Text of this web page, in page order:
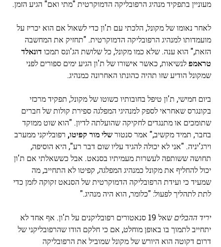
מעוניין בתפקיד מנהיג הרפובליקה הדמוקרטית "מתי ואם" הגיע הזמן.
לאחר נאומו של מקונל, הלכתי עם ת'ון כדי לשאול אם הוא יכריז על
מועמדותו למנהיג הרפובליקה הדמוקרטית. "תחזיק את המחשבה
הזאת," הוא ענה. שלא כמו מקונל, כל שלושת הג'ונס תמכו דונאלד
טראמפלנשיאות, כאשר אישורו של ת'ון הגיע ימים ספורים לפני
שמקונל הודיע ​​שזו תהיה כהונתו האחרונה כמנהיג.
ביום חמישי, ת'ון טיפל בחובותיו כשוטו של מקונל, תפקיד מרכזי
בקונגרס שאחראי לספק למנהיגי המפלגה ספירת קולות של חברים
שתומכים או מתנגדים לחקיקה שהועלתה לדיון. "הוא שוט ממוקד
בחבר, תמיד מקשיב," אמר סנטורשלי מור קפיטו, רפובליקני ממערב
וירג'יניה. "אני לא יכולה להגיד עליו שום דבר רע", היא הוסיפה,
תחושה ששותפה לעשרות מעמיתיו בסנאט. אבל כששאלתי אם ת'ון
יכול להחליף את מקונל כמנהיג המפלגה, קפיטו לא התחייב, מה
שמעיד כי ועידת הרפובליקה הדמוקרטית של הסנאט זקוקה לזמן כדי
לתת לתהליך לפעול: "כלומר, הוא היה מנהיג."
יריד ההבלים
שאל 19 סנאטורים רפובליקנים על ת'ון. אף אחד לא
יתחייב לתמוך בו באופן מוחלט, אם כי חלקם הודו שהרפובליקני של
דרום דקוטה הוא היורש של מקונל שמוביל את הרפובליקה